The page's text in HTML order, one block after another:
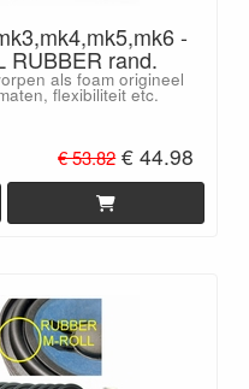
-
RUBBER rand.
als foam origineel
flexibiliteit etc.
€ 53.82 € 44.98